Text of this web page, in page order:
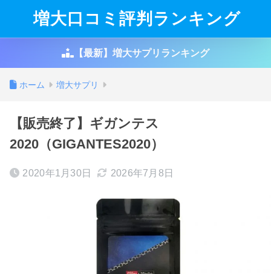
増大口コミ評判ランキング
【最新】増大サプリランキング
ホーム 増大サプリ
【販売終了】ギガンテス
2020（GIGANTES2020）
2020年1月30日 2026年7月8日